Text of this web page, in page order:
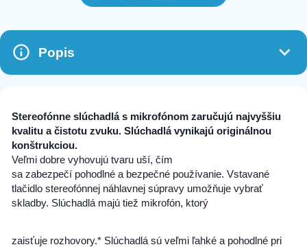
Popis
Stereofónne slúchadlá s mikrofónom zaručujú najvyššiu
kvalitu a čistotu zvuku. Slúchadlá vynikajú originálnou
konštrukciou.
Veľmi dobre vyhovujú tvaru uší, čím
sa zabezpečí pohodlné a bezpečné používanie. Vstavané
tlačidlo stereofónnej náhlavnej súpravy umožňuje vybrať
skladby. Slúchadlá majú tiež mikrofón, ktorý
zaisťuje rozhovory.* Slúchadlá sú veľmi ľahké a pohodlné pri